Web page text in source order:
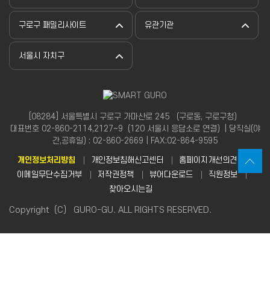
구로구 패밀리사이트 유관기관
서울시 자치구
[08284] 서울특별시 구로구 가마산로 245 （구로동, 구로구청）
대표번호 02-860-2114,2127~9（120 서울시 응답소로 연결）| 당직실(야
간,공휴일) : 02-860-2669 | FAX:02-864-9595
개인정보처리방침 개인정보침해신고센터
홈페이지개선의견
이메일무단수집거부
저작권정책 뷰어다운로드
직원정보
찾아오시는길
Copyright（C） GURO-GU. ALL RIGHTS RESERVED.